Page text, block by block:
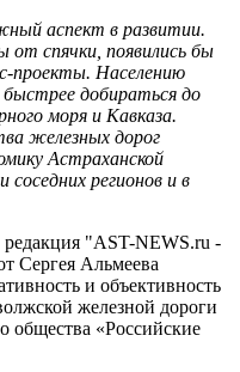
аспект в развитии.
от спячки, появились бы
проекты. Населению
добираться до
моря и Кавказа.
железных дорог
Астраханской
регионов и в
"AST-NEWS.ru -
Сергея Альмеева
и объективность
железной дороги
общества «Российские